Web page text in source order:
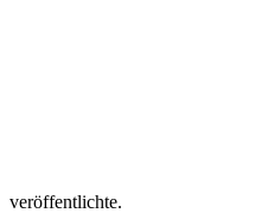
veröffentlichte.